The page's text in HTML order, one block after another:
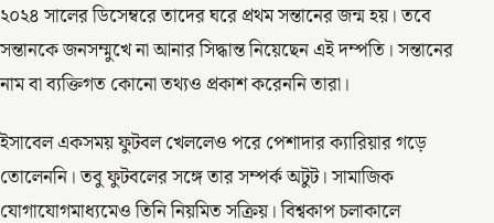
২০২৪ সালের ডিসেম্বরে তাদের ঘরে প্রথম সন্তানের জন্ম হয়। তবে
সন্তানকে জনসম্মুখে না আনার সিদ্ধান্ত নিয়েছেন এই দম্পতি। সন্তানের
নাম বা ব্যক্তিগত কোনো তথ্যও প্রকাশ করেননি তারা।
ইসাবেল একসময় ফুটবল খেললেও পরে পেশাদার ক্যারিয়ার গড়ে
তোলেননি। তবু ফুটবলের সঙ্গে তার সম্পর্ক অটুট। সামাজিক
যোগাযোগমাধ্যমেও তিনি নিয়মিত সক্রিয়। বিশ্বকাপ চলাকালে